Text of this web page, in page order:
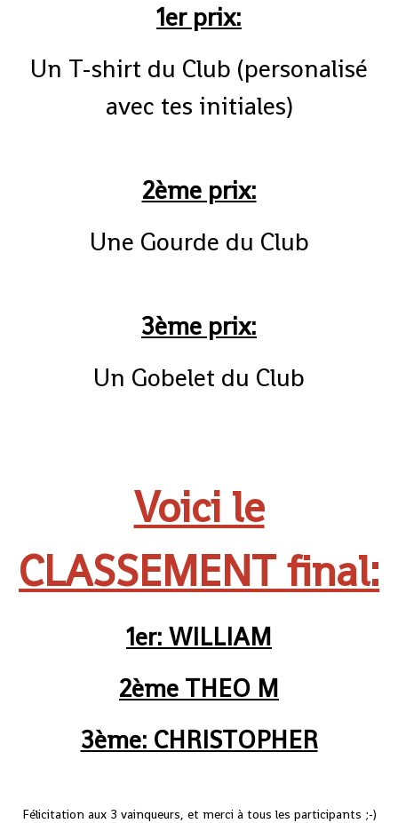
1er prix:
Un T-shirt du Club (personalisé
avec tes initiales)
2ème prix:
Une Gourde du Club
3ème prix:
Un Gobelet du Club
Voici le
CLASSEMENT final:
1er: WILLIAM
2ème THEO M
3ème: CHRISTOPHER
Félicitation aux 3 vainqueurs, et merci à tous les participants ;-)